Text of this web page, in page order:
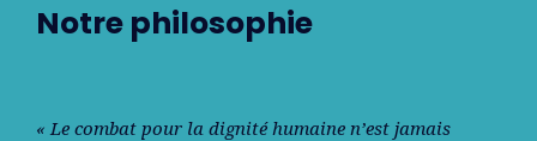
Notre philosophie
« Le combat pour la dignité humaine n’est jamais